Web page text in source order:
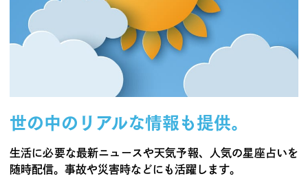
世の中のリアルな情報も提供。
生活に必要な最新ニュースや天気予報、人気の星座占いを
随時配信。事故や災害時などにも活躍します。